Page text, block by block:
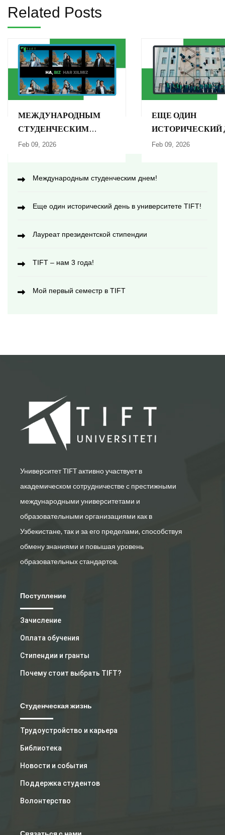
Related Posts
МЕЖДУНАРОДНЫМ
СТУДЕНЧЕСКИМ
ДНЕМ!
Feb 09, 2026
ЕЩЕ ОДИН
ИСТОРИЧЕСКИЙ
В
Feb 09, 2026
Международным студенческим днем!
Еще один исторический день в университете TIFT!
Лауреат президентской стипендии
TIFT – нам 3 года!
Мой первый семестр в TIFT
Университет TIFT активно участвует в
академическом сотрудничестве с престижными
международными университетами и
образовательными организациями как в
Узбекистане, так и за его пределами, способствуя
обмену знаниями и повышая уровень
образовательных стандартов.
Поступление
Зачисление
Оплата обучения
Стипендии и гранты
Почему стоит выбрать TIFT?
Студенческая жизнь
Трудоустройство и карьера
Библиотека
Новости и события
Поддержка студентов
Волонтерство
Связаться с нами